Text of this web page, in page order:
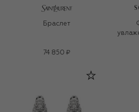
Браслет
74 850 ₽